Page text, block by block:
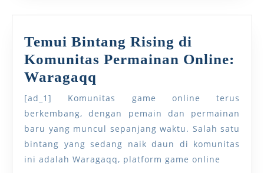
Temui Bintang Rising di
Komunitas Permainan Online:
Waragaqq
Bintang
Rising
di
Komunitas
Permainan
[ad_1] Komunitas game online terus
berkembang, dengan pemain dan permainan
baru yang muncul sepanjang waktu. Salah satu
bintang yang sedang naik daun di komunitas
ini adalah Waragaqq, platform game online